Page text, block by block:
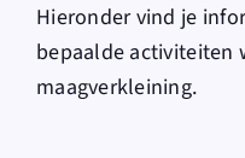
Hieronder vind je
bepaalde activiteiten
maagverkleining.